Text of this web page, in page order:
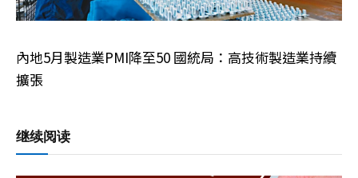
內地5月製造業PMI降至50 國統局：高技術製造業持續
擴張
继续阅读